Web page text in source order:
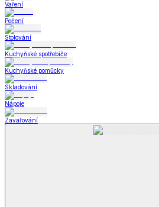
Vaření
Pečení
Stolování
Kuchyňské spotřebiče
Kuchyňské pomůcky
Skladování
Nápoje
Zavařování